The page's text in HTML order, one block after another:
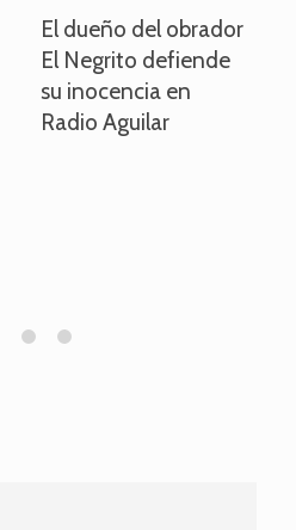
El dueño del obrador
El Negrito defiende
su inocencia en
Radio Aguilar
1 2